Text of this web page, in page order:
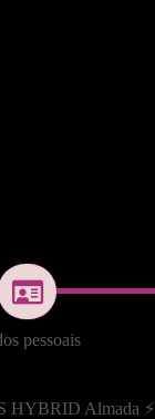
pessoais
HYBRID Almada ⚡